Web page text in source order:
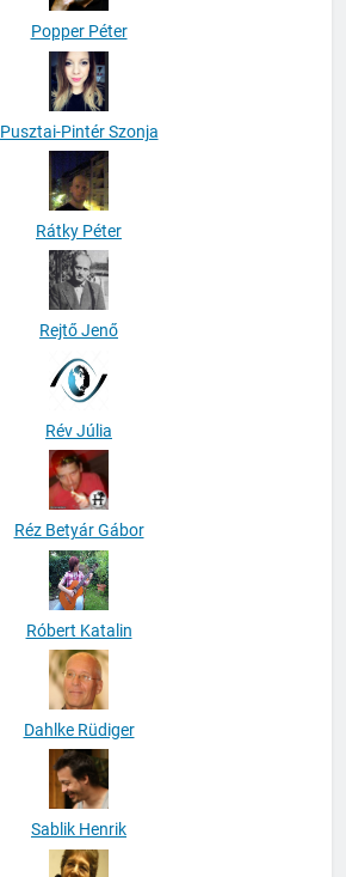
Popper Péter
Pusztai-Pintér Szonja
Rátky Péter
Rejtő Jenő
Rév Júlia
Réz Betyár Gábor
Róbert Katalin
Dahlke Rüdiger
Sablik Henrik